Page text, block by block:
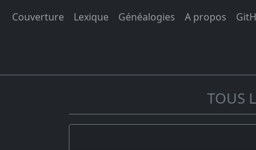
Couverture Lexique Généalogies A propos
TOUS